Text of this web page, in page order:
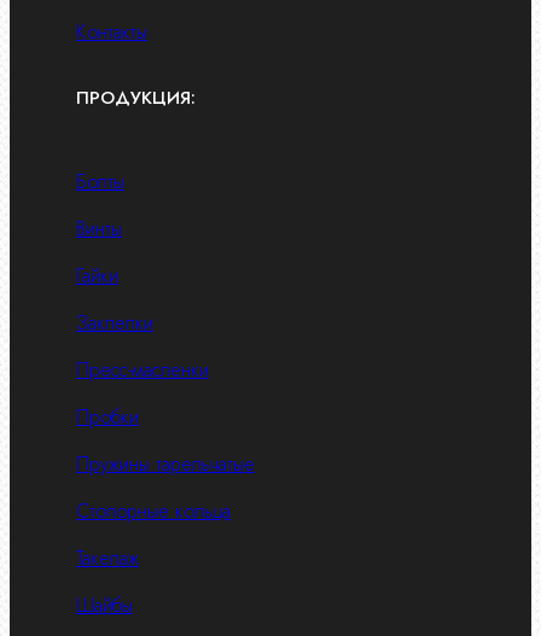
Контакты
ПРОДУКЦИЯ:
Болты
Винты
Гайки
Заклепки
Пресс-масленки
Пробки
Пружины тарельчатые
Стопорные кольца
Такелаж
Шайбы